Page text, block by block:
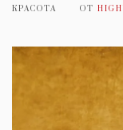
КРАСОТА ОТ